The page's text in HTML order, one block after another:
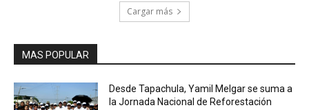
Cargar más
MAS POPULAR
Desde Tapachula, Yamil Melgar se suma a
la Jornada Nacional de Reforestación